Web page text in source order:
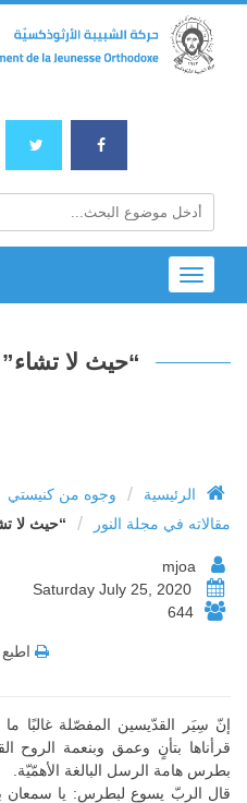
Toggle
navigation
“حيث لا تشاء”
الرئيسية / وجوه من كنيستي
مقالاته في مجلة النور / “حيث لا
644
إنّ سِيَر القدّيسين المفصّلة غالبًا ما
قرأناها بتأنٍ وعمق وبنعمة الروح
بطرس هامة الرسل البالغة الأهمّيّة.
قال الربّ يسوع لبطرس: يا سمعان